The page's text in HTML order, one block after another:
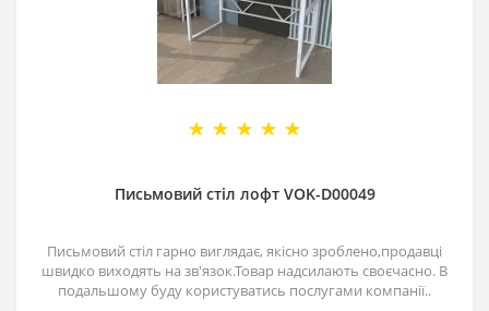
Письмовий стіл лофт VOK-D00049
Письмовий стіл гарно виглядає, якісно зроблено,продавці
швидко виходять на зв'язок.Товар надсилають своєчасно. В
подальшому буду користуватись послугами компанії..